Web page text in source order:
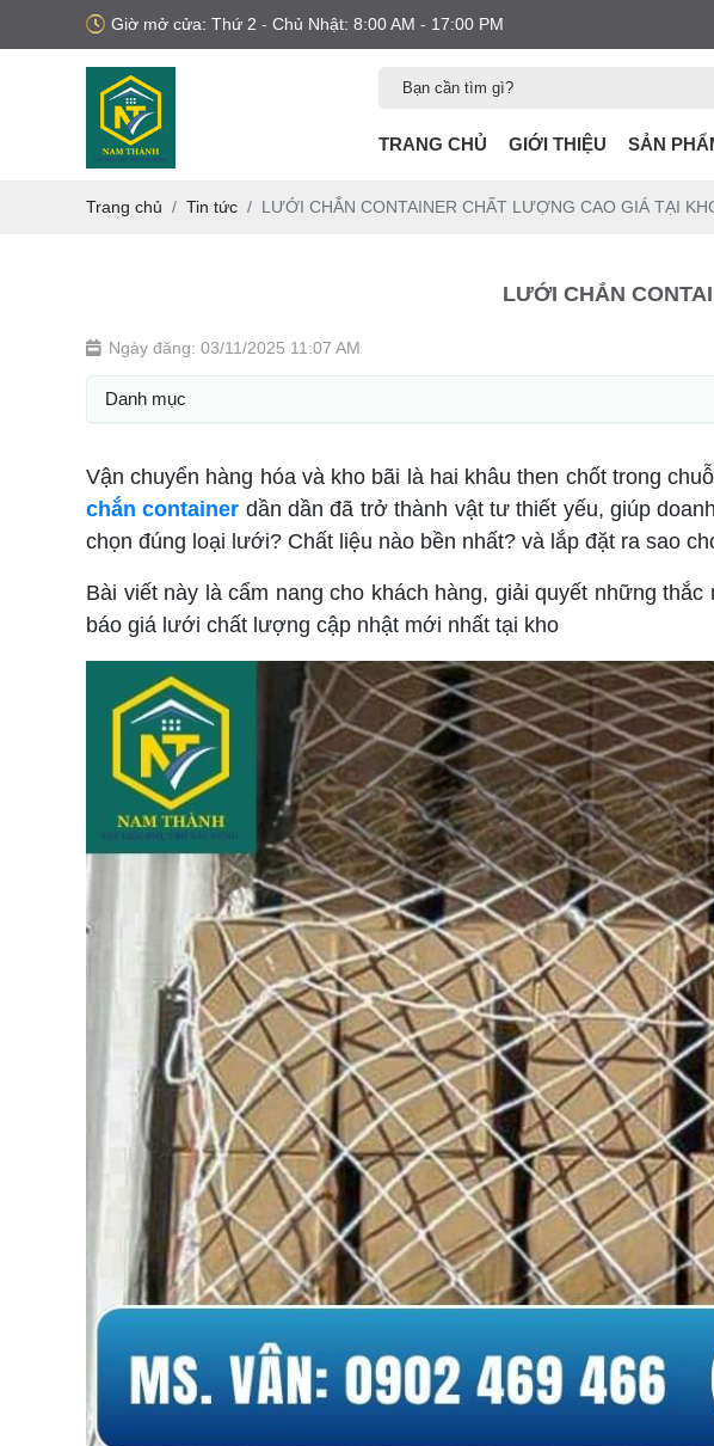
Giờ mở cửa: Thứ 2 - Chủ Nhật: 8:00 AM - 17:00 PM
TRANG CHỦ GIỚI THIỆU SẢN
Trang chủ Tin tức LƯỚI CHẮN CONTAINER CHẤT LƯỢNG CAO GIÁ TẠI
LƯỚI CHẮN
Ngày đăng: 03/11/2025 11:07 AM
Danh mục
Vận chuyển hàng hóa và kho bãi là hai khâu then chốt trong
chắn container dần dần đã trở thành vật tư thiết yếu, giúp
chọn đúng loại lưới? Chất liệu nào bền nhất? và lắp đặt ra sao
Bài viết này là cẩm nang cho khách hàng, giải quyết những
báo giá lưới chất lượng cập nhật mới nhất tại kho